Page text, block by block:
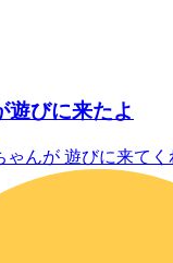
遊びに来たよ
ゃんが 遊びに来てく